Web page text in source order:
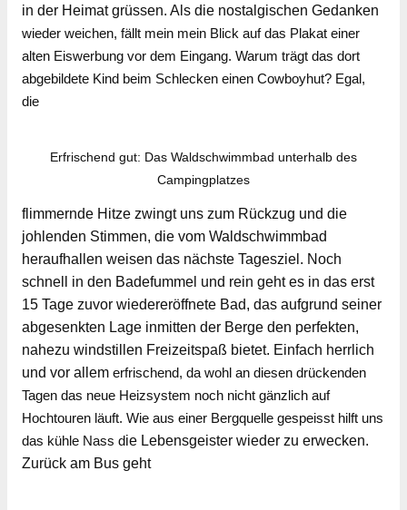
in der Heimat grüssen. Als die nostalgischen Gedanken
wieder weichen, fällt mein mein Blick auf das Plakat einer
alten Eiswerbung vor dem Eingang. Warum trägt das dort
abgebildete Kind beim Schlecken einen Cowboyhut? Egal,
die
Erfrischend gut: Das Waldschwimmbad unterhalb des
Campingplatzes
flimmernde Hitze zwingt uns zum Rückzug und die
johlenden Stimmen, die vom Waldschwimmbad
heraufhallen weisen das nächste Tagesziel. Noch
schnell in den Badefummel und rein geht es in das erst
15 Tage zuvor wiedereröffnete Bad, das aufgrund seiner
abgesenkten Lage inmitten der Berge den perfekten,
nahezu windstillen Freizeitspaß bietet. Einfach herrlich
und vor allem erfrischend, da wohl an diesen drückenden
Tagen das neue Heizsystem noch nicht gänzlich auf
Hochtouren läuft. Wie aus einer Bergquelle gespeisst hilft uns
das kühle Nass die Lebensgeister wieder zu erwecken.
Zurück am Bus geht